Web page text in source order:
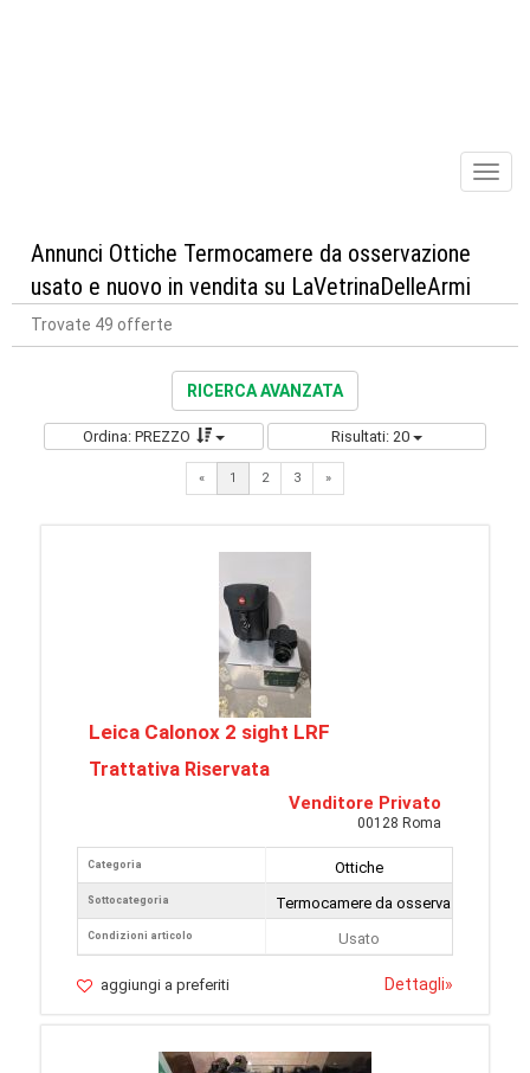
Annunci Ottiche Termocamere da osservazione
usato e nuovo in vendita su LaVetrinaDelleArmi
Trovate 49 offerte
RICERCA AVANZATA
Ordina: PREZZO Risultati: 20
« 1 2 3 »Next
Leica Calonox 2 sight LRF
Trattativa Riservata
Venditore Privato
00128 Roma
Categoria
Sottocategoria
Condizioni articolo
Ottiche
Termocamere da osservazione
Usato
aggiungi a preferiti Dettagli»